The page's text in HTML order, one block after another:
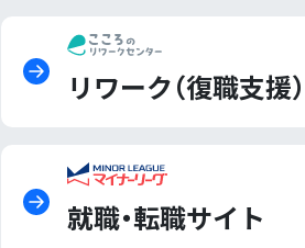
リワーク（復職支援）
就職・転職サイト